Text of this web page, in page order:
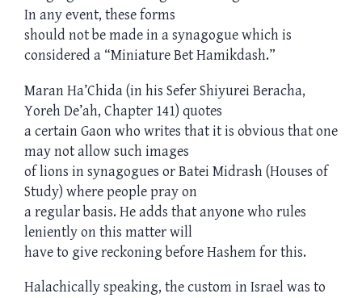
In any event, these forms
should not be made in a synagogue which is
considered a “Miniature Bet Hamikdash.”
Maran Ha’Chida (in his Sefer Shiyurei Beracha,
Yoreh De’ah, Chapter 141) quotes
a certain Gaon who writes that it is obvious that one
may not allow such images
of lions in synagogues or Batei Midrash (Houses of
Study) where people pray on
a regular basis. He adds that anyone who rules
leniently on this matter will
have to give reckoning before Hashem for this.
Halachically speaking, the custom in Israel was to